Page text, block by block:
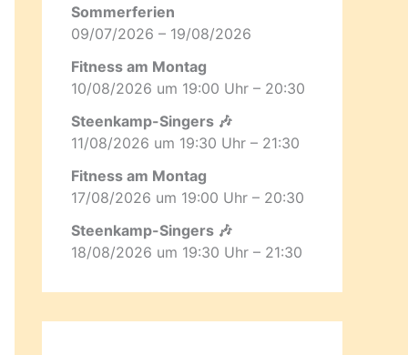
Sommerferien
09/07/2026 – 19/08/2026
Fitness am Montag
10/08/2026 um 19:00 Uhr – 20:30
Steenkamp-Singers 🎶
11/08/2026 um 19:30 Uhr – 21:30
Fitness am Montag
17/08/2026 um 19:00 Uhr – 20:30
Steenkamp-Singers 🎶
18/08/2026 um 19:30 Uhr – 21:30